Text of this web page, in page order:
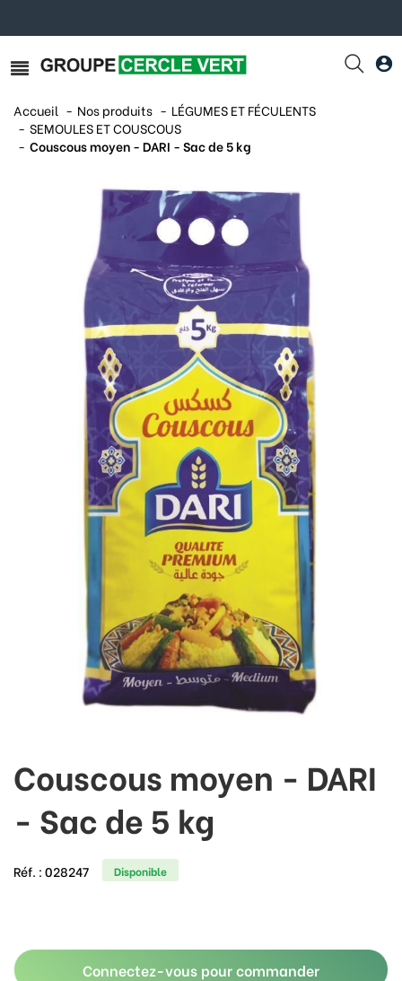
Accueil Nos produits
LÉGUMES ET FÉCULENTS
SEMOULES ET COUSCOUS
Couscous moyen - DARI - Sac de 5 kg
Couscous moyen - DARI
- Sac de 5 kg
Réf. :028247 Disponible
Connectez-vous pour commander